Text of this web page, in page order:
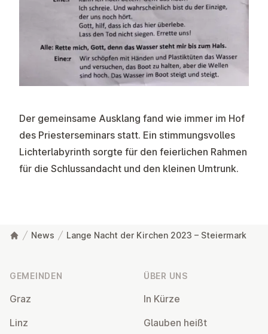
Der gemeinsame Ausklang fand wie immer im Hof
des Priesterseminars statt. Ein stimmungsvolles
Lichterlabyrinth sorgte für den feierlichen Rahmen
für die Schlussandacht und den kleinen Umtrunk.
News Lange Nacht der Kirchen 2023 – Steiermark
GEMEINDEN
Graz
Linz
ÜBER UNS
In Kürze
Glauben heißt